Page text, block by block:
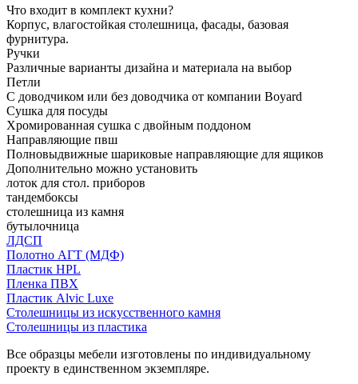
Что входит в комплект кухни?
Корпус, влагостойкая столешница, фасады, базовая
фурнитура.
Ручки
Различные варианты дизайна и материала на выбор
Петли
С доводчиком или без доводчика от компании Boyard
Сушка для посуды
Хромированная сушка с двойным поддоном
Направляющие пвш
Полновыдвижные шариковые направляющие для ящиков
Дополнительно можно установить
лоток для стол. приборов
тандембоксы
столешница из камня
бутылочница
ЛДСП
Полотно АГТ (МДФ)
Пластик HPL
Пленка ПВХ
Пластик Alvic Luxe
Столешницы из искусственного камня
Столешницы из пластика
Все образцы мебели изготовлены по индивидуальному
проекту в единственном экземпляре.